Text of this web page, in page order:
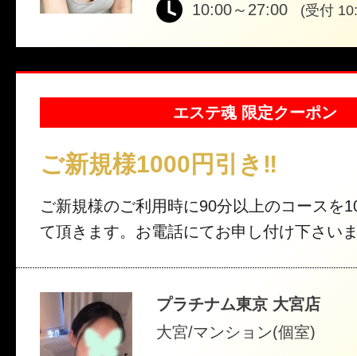
10:00～27:00
(受付
エステ魂 限定クーポン
ご新規様1000円引き‼︎
ご新規様のご利用時に90分以上のコースを
て頂きます。お電話にてお申し付け下さい
プラチナム東京 大宮店
大宮/マンション(個室)